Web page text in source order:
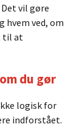
vil gøre
hvem ved, om
til at
du gør
logisk for
indforstået.